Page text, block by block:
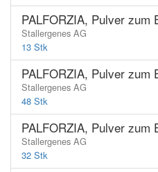
PALFORZIA, Pulver zum
Stallergenes AG
13 Stk
PALFORZIA, Pulver zum
Stallergenes AG
48 Stk
PALFORZIA, Pulver zum
Stallergenes AG
32 Stk